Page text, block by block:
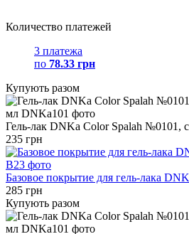
Количество платежей
3 платежа
по 78.33 грн
Купують разом
Гель-лак DNKa Color Spalah №0101,
235 грн
Базовое покрытие для гель-лака
285 грн
Купують разом